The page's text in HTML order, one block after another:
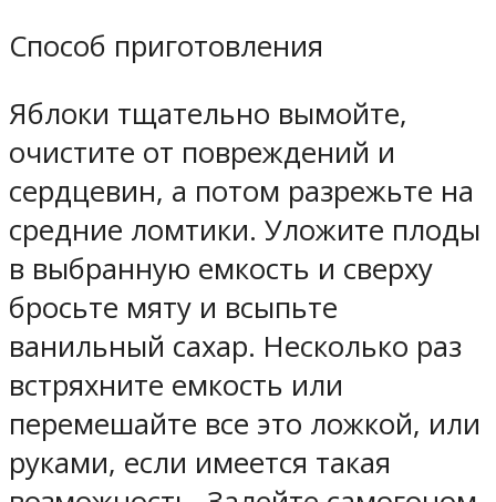
Способ приготовления
Яблоки тщательно вымойте,
очистите от повреждений и
сердцевин, а потом разрежьте на
средние ломтики. Уложите плоды
в выбранную емкость и сверху
бросьте мяту и всыпьте
ванильный сахар. Несколько раз
встряхните емкость или
перемешайте все это ложкой, или
руками, если имеется такая